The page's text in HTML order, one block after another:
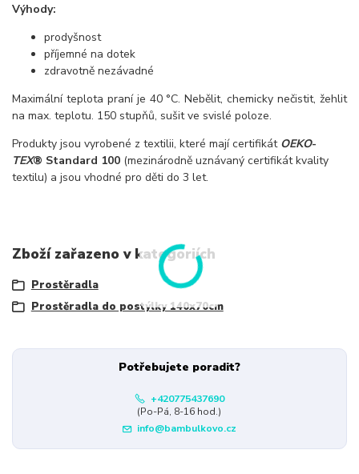
Výhody:
prodyšnost
příjemné na dotek
zdravotně nezávadné
Maximální teplota praní je 40 °C. Nebělit, chemicky nečistit, žehlit
na max. teplotu. 150 stupňů, sušit ve svislé poloze.
Produkty jsou vyrobené z textilii, které mají certifikát OEKO-
TEX® Standard 100 (mezinárodně uznávaný certifikát kvality
textilu) a jsou vhodné pro děti do 3 let.
Zboží zařazeno v kategoriích
Prostěradla
Prostěradla do postýlky 140x70cm
Potřebujete poradit?
+420775437690
(Po-Pá, 8-16 hod.)
info@bambulkovo.cz